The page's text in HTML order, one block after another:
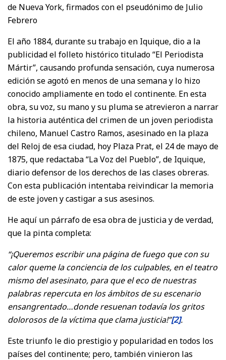
de Nueva York, firmados con el pseudónimo de Julio
Febrero
El año 1884, durante su trabajo en Iquique, dio a la
publicidad el folleto histórico titulado “El Periodista
Mártir”, causando profunda sensación, cuya numerosa
edición se agotó en menos de una semana y lo hizo
conocido ampliamente en todo el continente. En esta
obra, su voz, su mano y su pluma se atrevieron a narrar
la historia auténtica del crimen de un joven periodista
chileno, Manuel Castro Ramos, asesinado en la plaza
del Reloj de esa ciudad, hoy Plaza Prat, el 24 de mayo de
1875, que redactaba “La Voz del Pueblo”, de Iquique,
diario defensor de los derechos de las clases obreras.
Con esta publicación intentaba reivindicar la memoria
de este joven y castigar a sus asesinos.
He aquí un párrafo de esa obra de justicia y de verdad,
que la pinta completa:
“¡Queremos escribir una página de fuego que con su
calor queme la conciencia de los culpables, en el teatro
mismo del asesinato, para que el eco de nuestras
palabras repercuta en los ámbitos de su escenario
ensangrentado…donde resuenan todavía los gritos
dolorosos de la víctima que clama justicia!”[2].
Este triunfo le dio prestigio y popularidad en todos los
países del continente; pero, también vinieron las